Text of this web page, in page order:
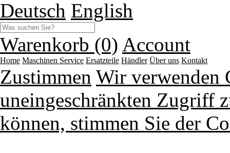
Deutsch English
Warenkorb (0) Account
Home Maschinen Service Ersatzteile Händler Über uns Kontakt
Zustimmen Wir verwenden
uneingeschränkten Zugriff
können, stimmen Sie der